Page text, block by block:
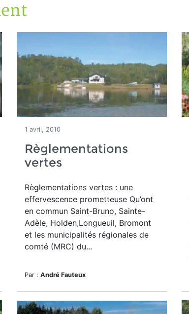
1 avril, 2010
Règlementations
vertes
Règlementations vertes : une
effervescence prometteuse Qu’ont
en commun Saint-Bruno, Sainte-
Adèle, Holden,Longueuil, Bromont
et les municipalités régionales de
comté (MRC) du...
Par : André Fauteux